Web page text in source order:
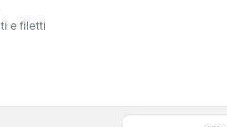
e filetti